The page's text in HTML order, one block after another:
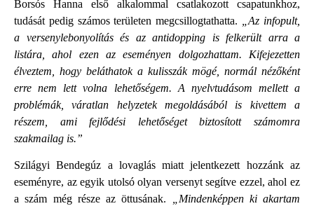
Borsós Hanna első alkalommal csatlakozott csapatunkhoz,
tudását pedig számos területen megcsillogtathatta.
„Az infopult,
a versenylebonyolítás és az antidopping is felkerült arra a
listára, ahol ezen az eseményen dolgozhattam. Kifejezetten
élveztem, hogy beláthatok a kulisszák mögé, normál nézőként
erre nem lett volna lehetőségem. A nyelvtudásom mellett a
problémák, váratlan helyzetek megoldásából is kivettem a
részem, ami fejlődési lehetőséget biztosított számomra
szakmailag is.”
Szilágyi Bendegúz a lovaglás miatt jelentkezett hozzánk az
eseményre, az egyik utolsó olyan versenyt segítve ezzel, ahol ez
a szám még része az öttusának. „Mindenképpen ki akartam